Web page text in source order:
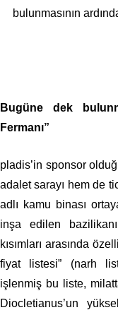
bulunmasının
Bugüne dek
Fermanı”
pladis’in sponsor
adalet sarayı hem de
adlı kamu binası
inşa edilen
kısımları arasında
fiyat listesi” (narh
işlenmiş bu liste,
Diocletianus’un